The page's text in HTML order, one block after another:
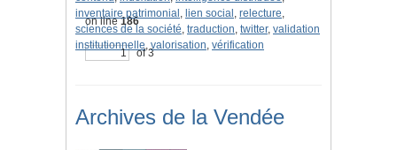
on line186
of 3
inventaire patrimonial , lien social , relecture,
sciences de la société, traduction, twitter, validation
institutionnelle, valorisation, vérification
Archives de la Vendée